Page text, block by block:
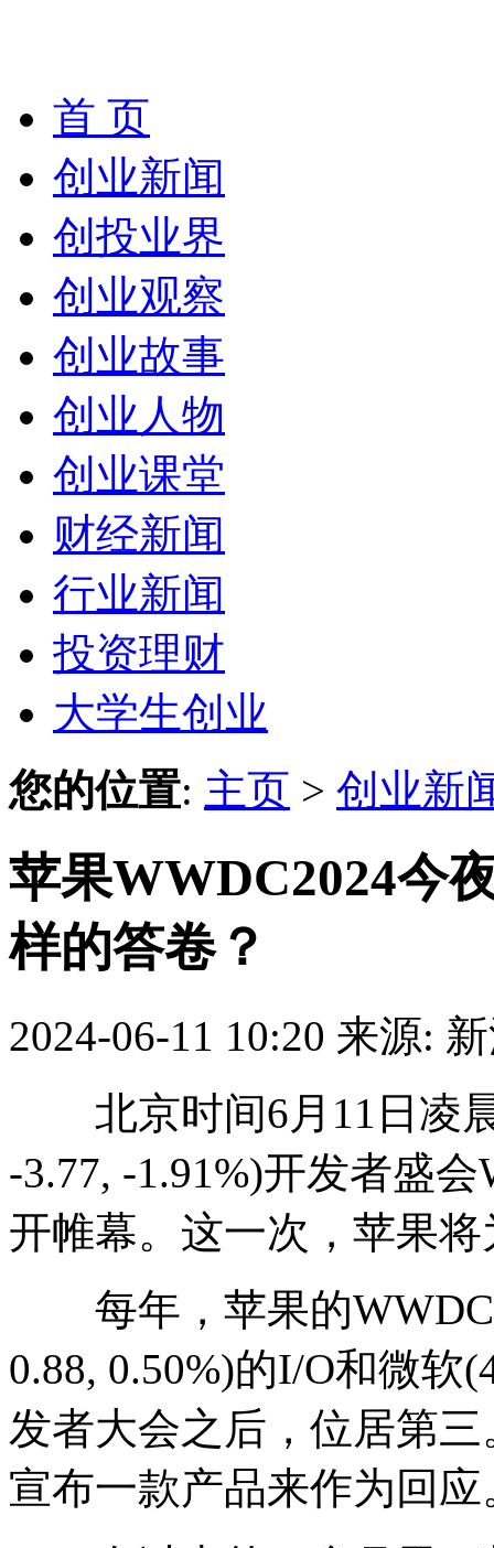
首 页
创业新闻
创投业界
创业观察
创业故事
创业人物
创业课堂
财经新闻
行业新闻
投资理财
大学生创业
您的位置: 主页 > 创业新
苹果WWDC2024今
样的答卷？
2024-06-11 10:20 来源:
北京时间6月11日凌晨
-3.77, -1.91%)开发者盛
开帷幕。这一次，苹果
每年，苹果的WWDC
0.88, 0.50%)的I/O和微软
发者大会之后，位居第
宣布一款产品来作为回